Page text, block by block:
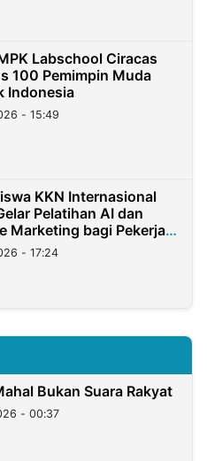
Labschool Ciracas
100 Pemimpin Muda
Indonesia
- 15:49
KKN Internasional
Pelatihan AI dan
Marketing bagi Pekerja
di Taiwan
- 17:24
Bukan Suara Rakyat
- 00:37